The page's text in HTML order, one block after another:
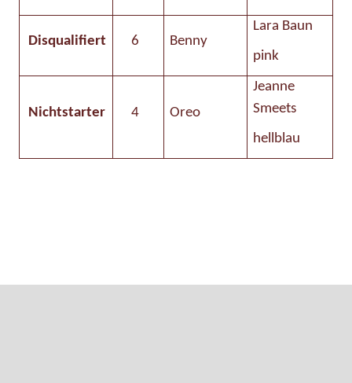
Disqualifiert 6 Benny
Lara Baun
pink
Nichtstarter 4 Oreo
Jeanne
Smeets
hellblau